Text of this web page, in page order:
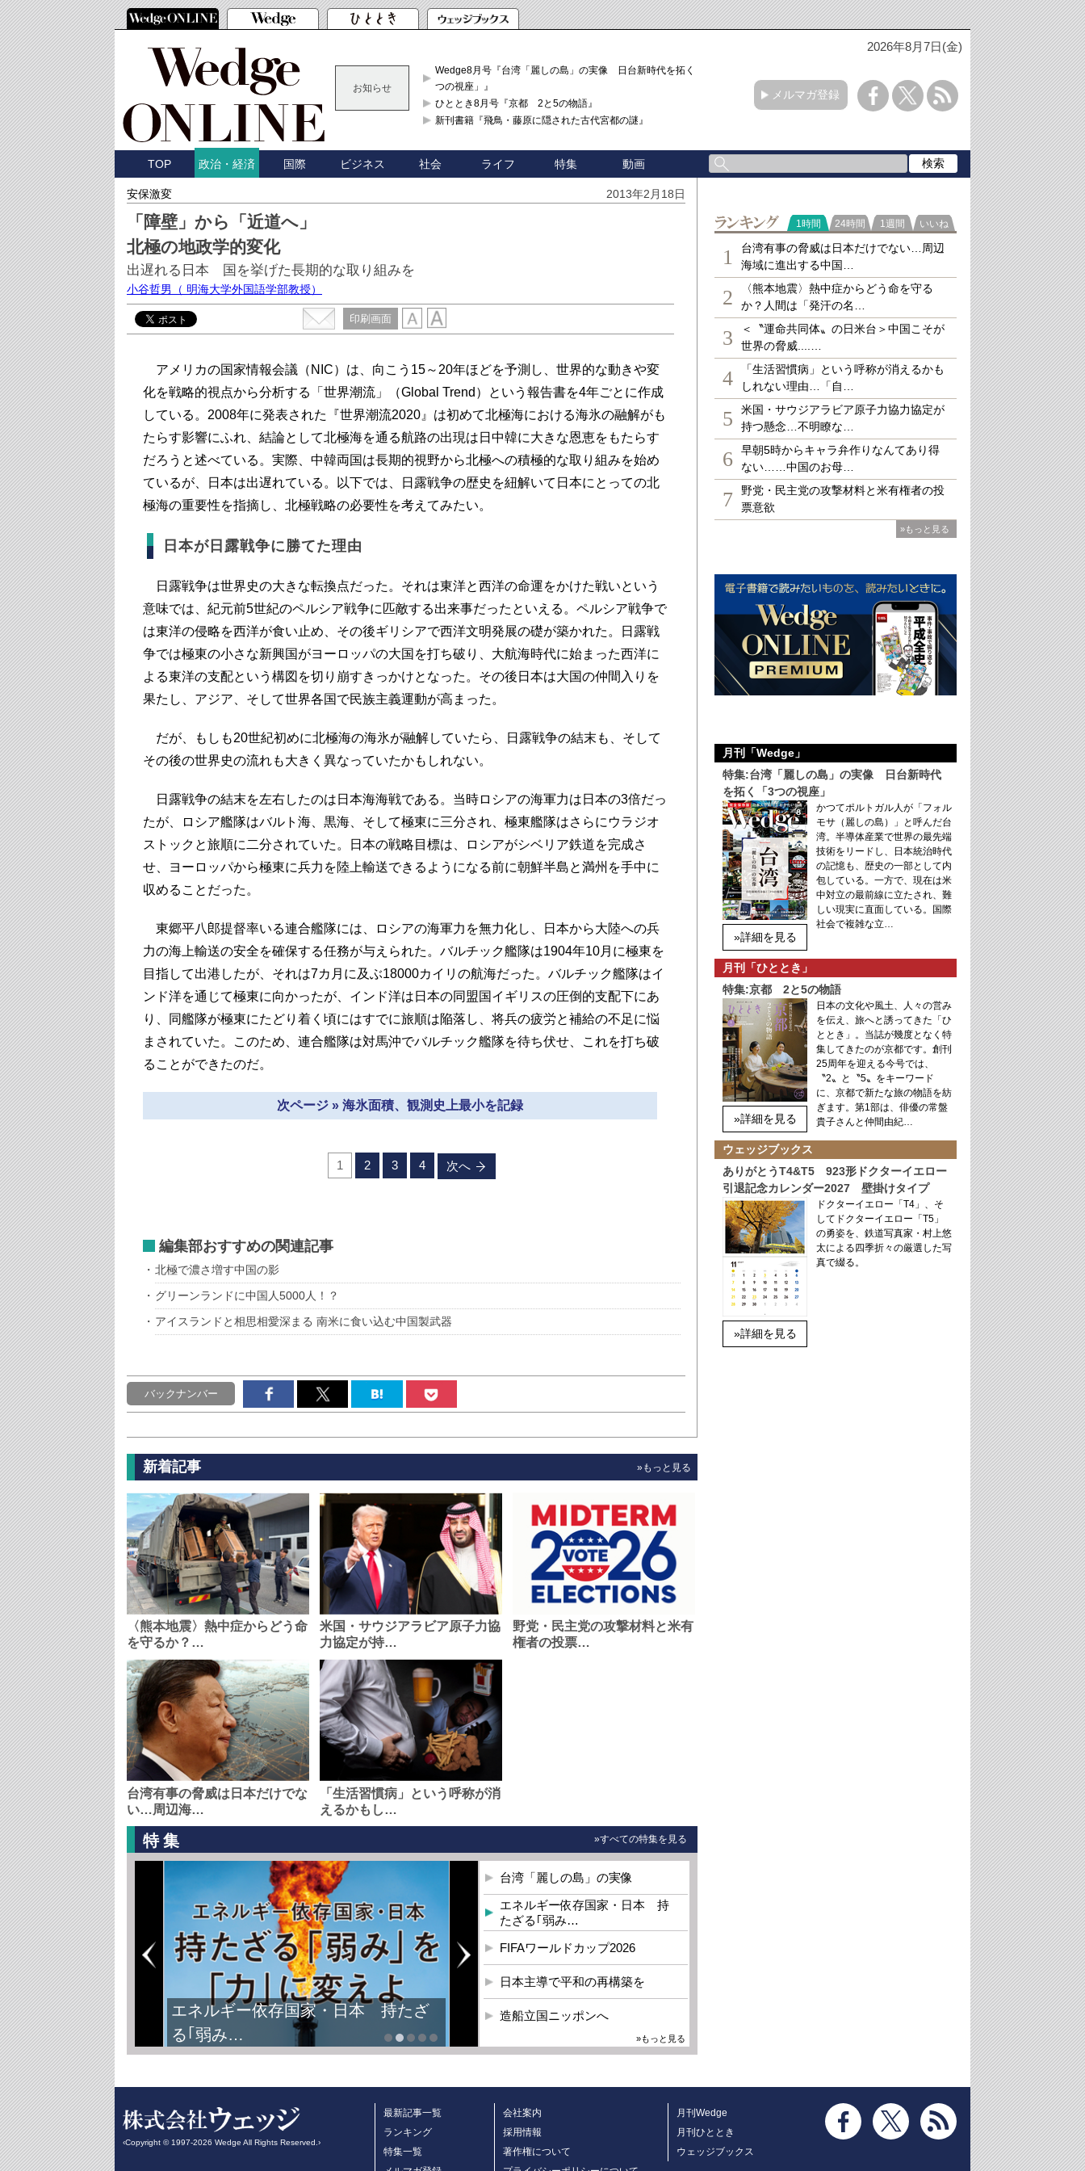
2026年8月7日(金)
お知らせ
Wedge8月号『台湾「麗しの島」の実像 日台新時代を拓く「3
つの視座」』
ひととき8月号『京都 2と5の物語』
新刊書籍『飛鳥・藤原に隠された古代宮都の謎』
メルマガ登録
TOP 政治・経済 国際 ビジネス 社会 ライフ 特集 動画
安保激変 2013年2月18日
「障壁」から「近道へ」
北極の地政学的変化
出遅れる日本 国を挙げた長期的な取り組みを
小谷哲男 （ 明海大学外国語学部教授）
印刷画面
アメリカの国家情報会議（NIC）は、向こう15～20年ほどを予測し、世界的な動きや変
化を戦略的視点から分析する「世界潮流」（Global Trend）という報告書を4年ごとに作成
している。2008年に発表された『世界潮流2020』は初めて北極海における海氷の融解がも
たらす影響にふれ、結論として北極海を通る航路の出現は日中韓に大きな恩恵をもたらす
だろうと述べている。実際、中韓両国は長期的視野から北極への積極的な取り組みを始め
ているが、日本は出遅れている。以下では、日露戦争の歴史を紐解いて日本にとっての北
極海の重要性を指摘し、北極戦略の必要性を考えてみたい。
日本が日露戦争に勝てた理由
日露戦争は世界史の大きな転換点だった。それは東洋と西洋の命運をかけた戦いという
意味では、紀元前5世紀のペルシア戦争に匹敵する出来事だったといえる。ペルシア戦争で
は東洋の侵略を西洋が食い止め、その後ギリシアで西洋文明発展の礎が築かれた。日露戦
争では極東の小さな新興国がヨーロッパの大国を打ち破り、大航海時代に始まった西洋に
よる東洋の支配という構図を切り崩すきっかけとなった。その後日本は大国の仲間入りを
果たし、アジア、そして世界各国で民族主義運動が高まった。
だが、もしも20世紀初めに北極海の海氷が融解していたら、日露戦争の結末も、そして
その後の世界史の流れも大きく異なっていたかもしれない。
日露戦争の結末を左右したのは日本海海戦である。当時ロシアの海軍力は日本の3倍だっ
たが、ロシア艦隊はバルト海、黒海、そして極東に三分され、極東艦隊はさらにウラジオ
ストックと旅順に二分されていた。日本の戦略目標は、ロシアがシベリア鉄道を完成さ
せ、ヨーロッパから極東に兵力を陸上輸送できるようになる前に朝鮮半島と満州を手中に
収めることだった。
東郷平八郎提督率いる連合艦隊には、ロシアの海軍力を無力化し、日本から大陸への兵
力の海上輸送の安全を確保する任務が与えられた。バルチック艦隊は1904年10月に極東を
目指して出港したが、それは7カ月に及ぶ18000カイリの航海だった。バルチック艦隊はイ
ンド洋を通じて極東に向かったが、インド洋は日本の同盟国イギリスの圧倒的支配下にあ
り、同艦隊が極東にたどり着く頃にはすでに旅順は陥落し、将兵の疲労と補給の不足に悩
まされていた。このため、連合艦隊は対馬沖でバルチック艦隊を待ち伏せ、これを打ち破
ることができたのだ。
次ページ » 海氷面積、観測史上最小を記録
1 2 3 4 次へ
編集部おすすめの関連記事
北極で濃さ増す中国の影
グリーンランドに中国人5000人！？
アイスランドと相思相愛深まる 南米に食い込む中国製武器
バックナンバー
新着記事 »もっと見る
〈熊本地震〉熱中症からどう命
を守るか？…
米国・サウジアラビア原子力協
力協定が持…
野党・民主党の攻撃材料と米有
権者の投票…
台湾有事の脅威は日本だけでな
い…周辺海…
「生活習慣病」という呼称が消
えるかもし…
特集 »すべての特集を見る
エネルギー依存国家・日本 持たざ
る｢弱み…
台湾「麗しの島」の実像
エネルギー依存国家・日本 持
たざる｢弱み…
FIFAワールドカップ2026
日本主導で平和の再構築を
造船立国ニッポンへ
»もっと見る
ランキング
1時間 24時間 1週間 いいね
1
台湾有事の脅威は日本だけでない…周辺
海域に進出する中国…
2
〈熊本地震〉熱中症からどう命を守る
か？人間は「発汗の名…
3
＜〝運命共同体〟の日米台＞中国こそが
世界の脅威....…
4
「生活習慣病」という呼称が消えるかも
しれない理由…「自…
5
米国・サウジアラビア原子力協力協定が
持つ懸念…不明瞭な…
6
早朝5時からキャラ弁作りなんてあり得
ない……中国のお母…
7
野党・民主党の攻撃材料と米有権者の投
票意欲
»もっと見る
月刊「Wedge」
特集:台湾「麗しの島」の実像 日台新時代
を拓く「3つの視座」
»詳細を見る
かつてポルトガル人が「フォル
モサ（麗しの島）」と呼んだ台
湾。半導体産業で世界の最先端
技術をリードし、日本統治時代
の記憶も、歴史の一部として内
包している。一方で、現在は米
中対立の最前線に立たされ、難
しい現実に直面している。国際
社会で複雑な立…
月刊「ひととき」
特集:京都 2と5の物語
»詳細を見る
日本の文化や風土、人々の営み
を伝え、旅へと誘ってきた「ひ
ととき」。当誌が幾度となく特
集してきたのが京都です。創刊
25周年を迎える今号では、
〝2〟と〝5〟をキーワード
に、京都で新たな旅の物語を紡
ぎます。第1部は、俳優の常盤
貴子さんと仲間由紀…
ウェッジブックス
ありがとうT4&T5 923形ドクターイエロー
引退記念カレンダー2027 壁掛けタイプ
»詳細を見る
ドクターイエロー「T4」、そ
してドクターイエロー「T5」
の勇姿を、鉄道写真家・村上悠
太による四季折々の厳選した写
真で綴る。
‹Copyright © 1997-2026 Wedge All Rights Reserved.›
最新記事一覧
ランキング
特集一覧
会社案内
採用情報
著作権について
月刊Wedge
月刊ひととき
ウェッジブックス